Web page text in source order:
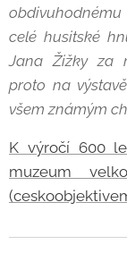
celé husitské
Jana Žižky za
proto na
všem známým
K výročí 600
muzeum